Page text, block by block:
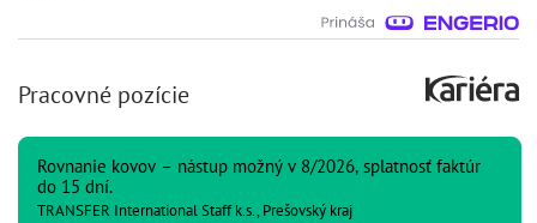
Pracovné pozície
Rovnanie kovov – nástup možný v 8/2026, splatnosť faktúr
do 15 dní.
TRANSFER International Staff k.s., Prešovský kraj